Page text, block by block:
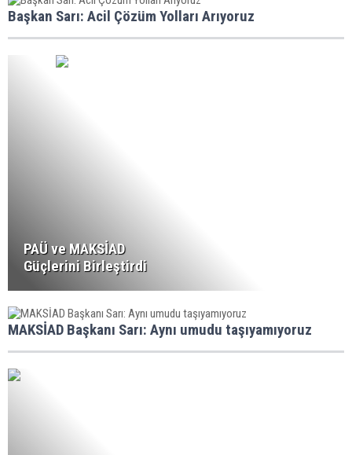
Başkan Sarı: Acil Çözüm Yolları Arıyoruz
PAÜ ve MAKSİAD
Güçlerini Birleştirdi
MAKSİAD Başkanı Sarı: Aynı umudu taşıyamıyoruz